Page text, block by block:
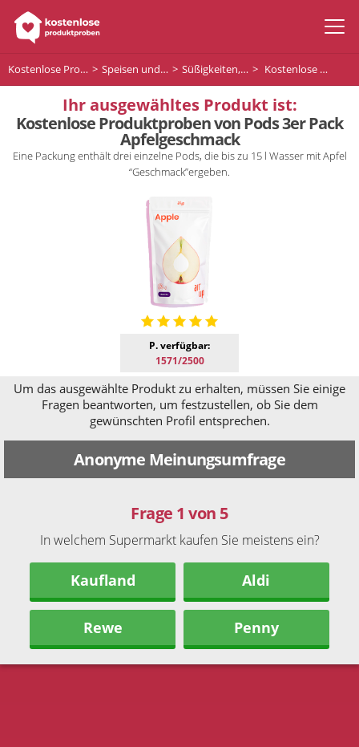
Kostenlose Produktproben Speisen und Getränke Süßigkeiten, Pralinen und Desserts Kostenlose Produktproben von Pods 3er Pack Apfelgeschmack
Ihr ausgewähltes Produkt ist:
Kostenlose Produktproben von Pods 3er Pack
Apfelgeschmack
Eine Packung enthält drei einzelne Pods, die bis zu 15 l Wasser mit Apfel
“Geschmack”ergeben.
P. verfügbar:
1571/2500
Anonyme Meinungsumfrage
Um das ausgewählte Produkt zu erhalten, müssen Sie einige
Fragen beantworten, um festzustellen, ob Sie dem
gewünschten Profil entsprechen.
Frage 1 von 5
In welchem Supermarkt kaufen Sie meistens ein?
Kaufland Aldi
Rewe Penny